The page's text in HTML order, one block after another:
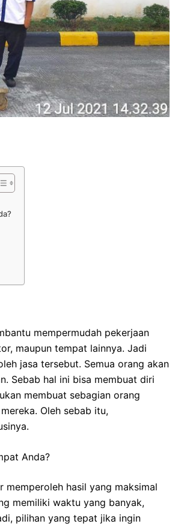
mempermudah pekerjaan
maupun tempat lainnya. Jadi
jasa tersebut. Semua orang akan
Sebab hal ini bisa membuat diri
membuat sebagian orang
Oleh sebab itu,
Anda?
memperoleh hasil yang maksimal
memiliki waktu yang banyak,
pilihan yang tepat jika ingin